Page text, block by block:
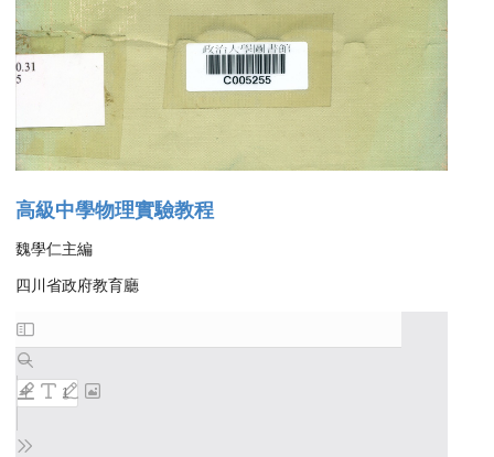
高級中學物理實驗教程
魏學仁主編
四川省政府教育廳